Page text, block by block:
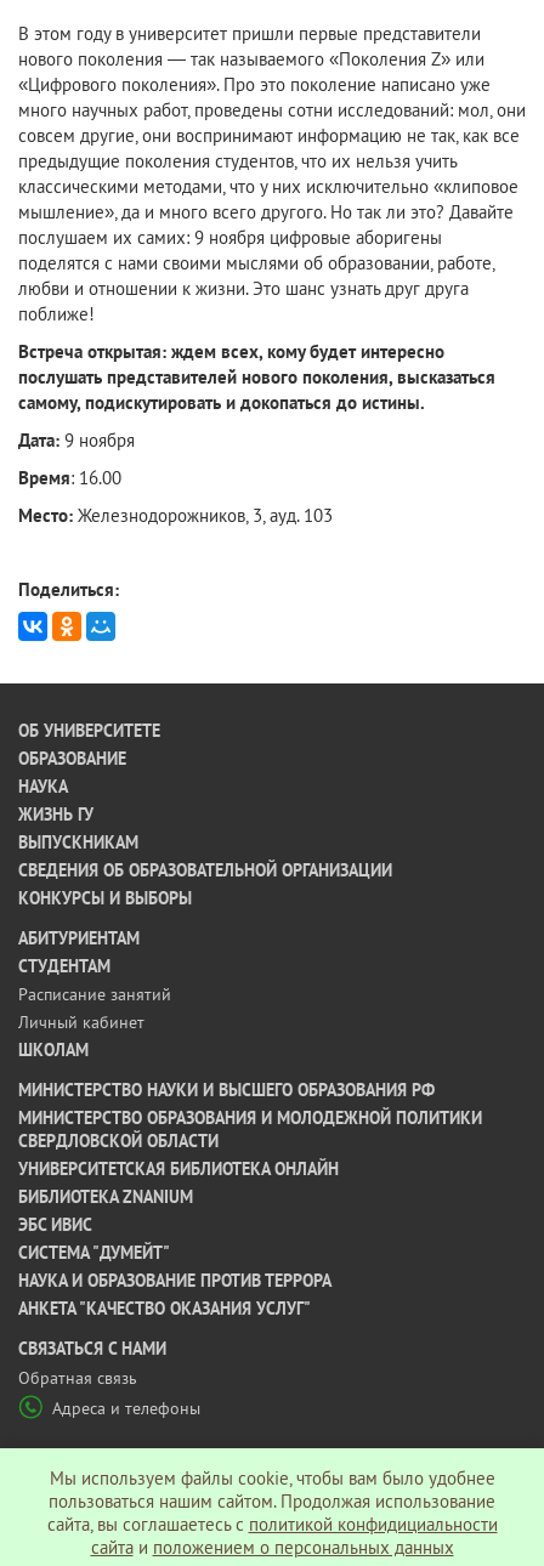
В этом году в университет пришли первые представители
нового поколения — так называемого «Поколения Z» или
«Цифрового поколения». Про это поколение написано уже
много научных работ, проведены сотни исследований: мол, они
совсем другие, они воспринимают информацию не так, как все
предыдущие поколения студентов, что их нельзя учить
классическими методами, что у них исключительно «клиповое
мышление», да и много всего другого. Но так ли это? Давайте
послушаем их самих: 9 ноября цифровые аборигены
поделятся с нами своими мыслями об образовании, работе,
любви и отношении к жизни. Это шанс узнать друг друга
поближе!
Встреча открытая: ждем всех, кому будет интересно
послушать представителей нового поколения, высказаться
самому, подискутировать и докопаться до истины.
Дата: 9 ноября
Время: 16.00
Место: Железнодорожников, 3, ауд. 103
Поделиться:
ОБ УНИВЕРСИТЕТЕ
ОБРАЗОВАНИЕ
НАУКА
ЖИЗНЬ ГУ
ВЫПУСКНИКАМ
СВЕДЕНИЯ ОБ ОБРАЗОВАТЕЛЬНОЙ ОРГАНИЗАЦИИ
КОНКУРСЫ И ВЫБОРЫ
АБИТУРИЕНТАМ
СТУДЕНТАМ
Расписание занятий
Личный кабинет
ШКОЛАМ
МИНИСТЕРСТВО НАУКИ И ВЫСШЕГО ОБРАЗОВАНИЯ РФ
МИНИСТЕРСТВО ОБРАЗОВАНИЯ И МОЛОДЕЖНОЙ ПОЛИТИКИ
СВЕРДЛОВСКОЙ ОБЛАСТИ
УНИВЕРСИТЕТСКАЯ БИБЛИОТЕКА ОНЛАЙН
БИБЛИОТЕКА ZNANIUM
ЭБС ИВИС
СИСТЕМА "ДУМЕЙТ"
НАУКА И ОБРАЗОВАНИЕ ПРОТИВ ТЕРРОРА
АНКЕТА "КАЧЕСТВО ОКАЗАНИЯ УСЛУГ"
CВЯЗАТЬСЯ С НАМИ
Обратная связь
Адреса и телефоны
Политика конфиденциальности
Мы используем файлы cookie, чтобы вам было удобнее
пользоваться нашим сайтом. Продолжая использование
сайта, вы соглашаетесь c политикой конфидициальности
сайтаи положением о персональных данных